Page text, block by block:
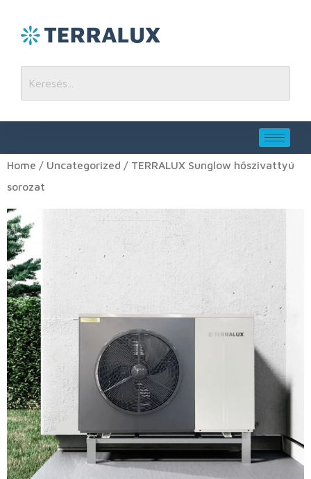
Home / Uncategorized / TERRALUX Sunglow hőszivattyú
sorozat